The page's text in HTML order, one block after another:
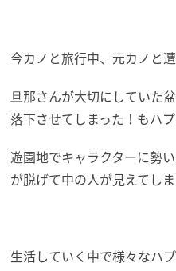
今カノと旅行中、元カノと
旦那さんが大切にしていた
落下させてしまった！もハプ
遊園地でキャラクターに勢
が脱げて中の人が見えてし
生活していく中で様々なハ